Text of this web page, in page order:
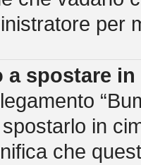
per
a spostare
in
che